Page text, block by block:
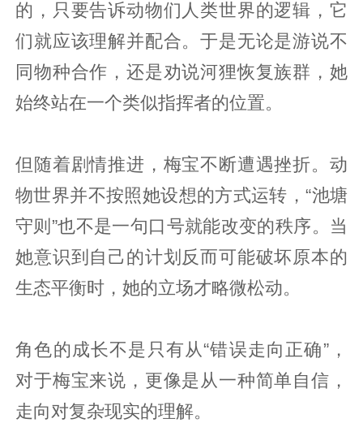
的，只要告诉动物们人类世界的逻辑，它
们就应该理解并配合。于是无论是游说不
同物种合作，还是劝说河狸恢复族群，她
始终站在一个类似指挥者的位置。
但随着剧情推进，梅宝不断遭遇挫折。动
物世界并不按照她设想的方式运转，“池塘
守则”也不是一句口号就能改变的秩序。当
她意识到自己的计划反而可能破坏原本的
生态平衡时，她的立场才略微松动。
角色的成长不是只有从“错误走向正确”，
对于梅宝来说，更像是从一种简单自信，
走向对复杂现实的理解。